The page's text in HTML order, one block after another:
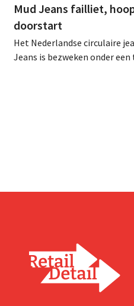
Mud Jeans failliet,
doorstart
Het Nederlandse circulaire
Jeans is bezweken onder een